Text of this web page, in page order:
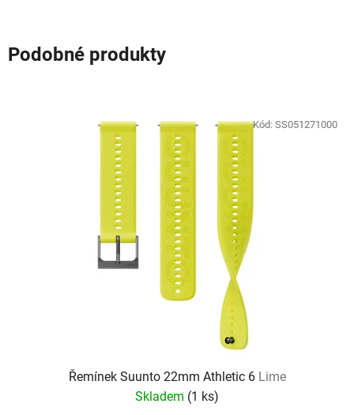
Podobné produkty
Řemínek Suunto 22mm Athletic 6 Lime
Skladem (1 ks)
Kód: SS051271000